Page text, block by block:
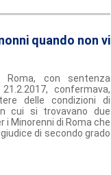
quando non vi
Roma, con sentenza
confermava,
delle condizioni di
cui si trovavano due
i Minorenni di Roma che
di secondo grado